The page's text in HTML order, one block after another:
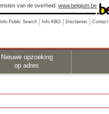
van de overheid: www.belgium.be
Info Public Search Info KBO Disclaimer Contact
Nieuwe opzoeking
op adres